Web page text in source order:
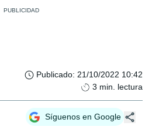
Publicado: 21/10/2022 10:42
3 min. lectura
Síguenos en Google